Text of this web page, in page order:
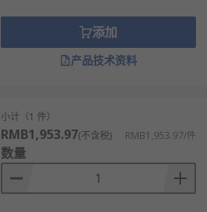
添加
产品技术资料
小计（1 件）
RMB1,953.97(不含税) RMB1,953.97/件
数量